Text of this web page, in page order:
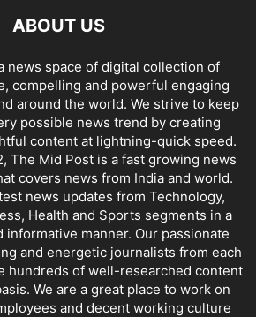
ABOUT US
news space of digital collection of
compelling and powerful engaging
around the world. We strive to keep
possible news trend by creating
content at lightning-quick speed.
The Mid Post is a fast growing news
covers news from India and world.
news updates from Technology,
Health and Sports segments in a
informative manner. Our passionate
and energetic journalists from each
hundreds of well-researched content
We are a great place to work on
and decent working culture